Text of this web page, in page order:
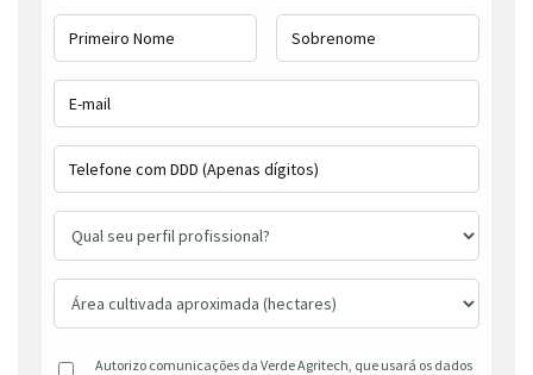
Autorizo comunicações da Verde Agritech, que usará os dados